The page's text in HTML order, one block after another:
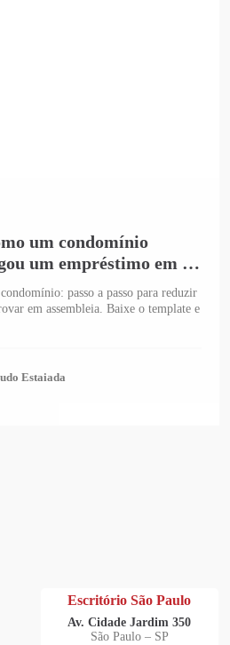
um condomínio
um empréstimo em 24
passo a passo para reduzir
em assembleia. Baixe o template e
Estaiada
Escritório São Paulo
Av. Cidade Jardim 350
São Paulo – SP